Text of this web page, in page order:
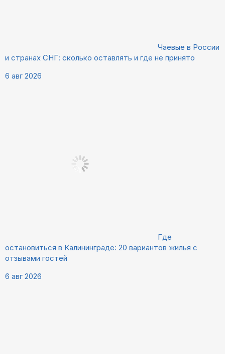
Чаевые в России
и странах СНГ: сколько оставлять и где не принято
6 авг 2026
Где
остановиться в Калининграде: 20 вариантов жилья с
отзывами гостей
6 авг 2026